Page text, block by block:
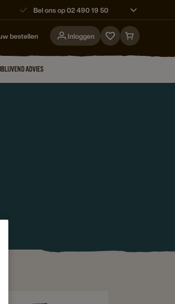
Bel ons op 02 490 19 50
bestellen Inloggen
Go
to
page
Go
to
page
ADVIES